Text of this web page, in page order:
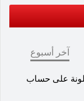
آخر أسبوع
على حساب